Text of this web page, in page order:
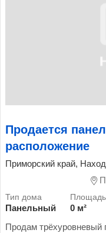
Продается
расположение
Приморский край,
Панельный
0 м²
Продам трёхуровневый